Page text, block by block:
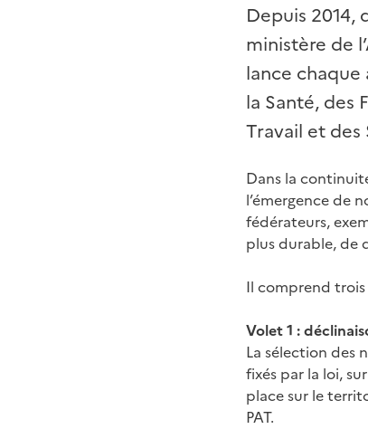
Depuis 2014,
ministère de
lance
la Santé, des
Travail et des
Dans la
l’émergence de
fédérateurs,
plus durable, de
Il comprend trois
Volet 1 :
La sélection des
fixés par la loi,
place sur le
PAT.